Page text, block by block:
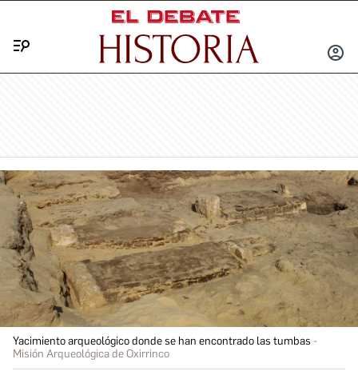
INICIAR
Yacimiento arqueológico donde se han encontrado las tumbas
Misión Arqueológica de Oxirrinco